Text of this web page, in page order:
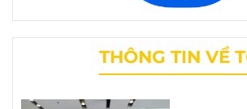
THÔNG TIN VỀ